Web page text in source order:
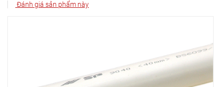
Đánh giá sản phẩm này